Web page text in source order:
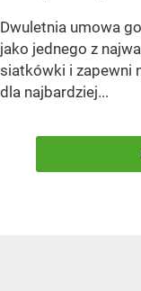
Dwuletnia umowa
jako jednego z
siatkówki i zapewni
dla najbardziej...